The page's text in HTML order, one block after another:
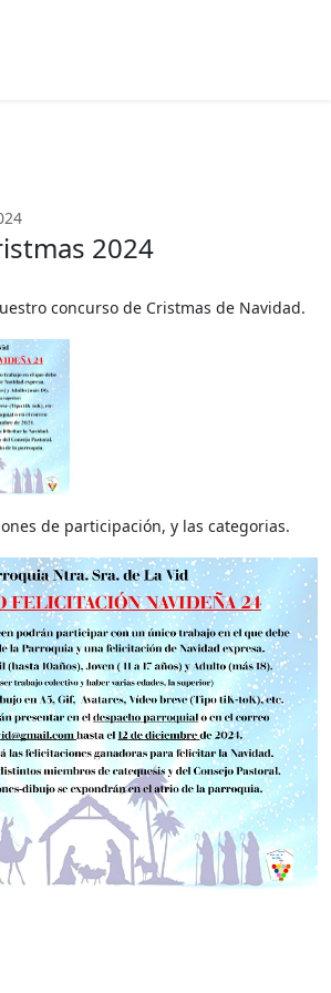
2024
concurso de Cristmas de Navidad.
de participación, y las categorias.